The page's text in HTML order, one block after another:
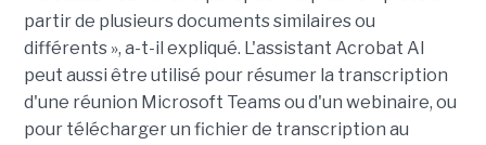
partir de plusieurs documents similaires ou
différents », a-t-il expliqué. L'assistant Acrobat AI
peut aussi être utilisé pour résumer la transcription
d'une réunion Microsoft Teams ou d'un webinaire, ou
pour télécharger un fichier de transcription au